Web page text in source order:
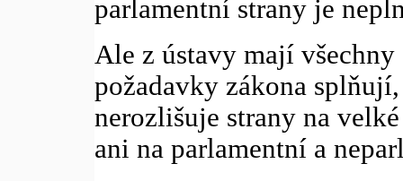
parlamentní strany je
Ale z ústavy mají všechny
požadavky zákona
nerozlišuje strany na
ani na parlamentní a